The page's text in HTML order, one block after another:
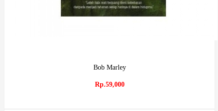
Bob Marley
Rp.59,000